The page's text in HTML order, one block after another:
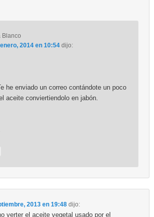
Blanco
2014 en 10:54 dijo:
he enviado un correo contándote un poco
aceite conviertiendolo en jabón.
2013 en 19:48 dijo:
verter el aceite vegetal usado por el